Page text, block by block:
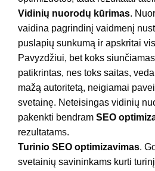
Vidinių nuorodų kūrimas.
vaidina pagrindinį vaidmenį
puslapių sunkumą ir apskritai
Pavyzdžiui, bet koks
patikrintas, nes toks saitas,
mažą autoritetą, neigiamai
svetainę. Neteisingas vidinių
pakenkti bendram SEO
rezultatams.
Turinio SEO optimizavimas.
svetainių savininkams kurti